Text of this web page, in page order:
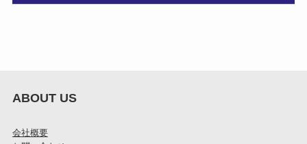
ABOUT US
会社概要